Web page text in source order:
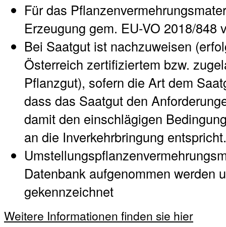
Für das
Erzeugung gem. EU-VO 2018/848
Bei Saatgut ist nachzuweisen
Österreich zertifiziertem bzw.
Pflanzgut), sofern die Art dem
dass das Saatgut den
damit den einschlägigen
an die Inverkehrbringung entspricht.
Datenbank aufgenommen werden
gekennzeichnet
Weitere Informationen finden sie hier